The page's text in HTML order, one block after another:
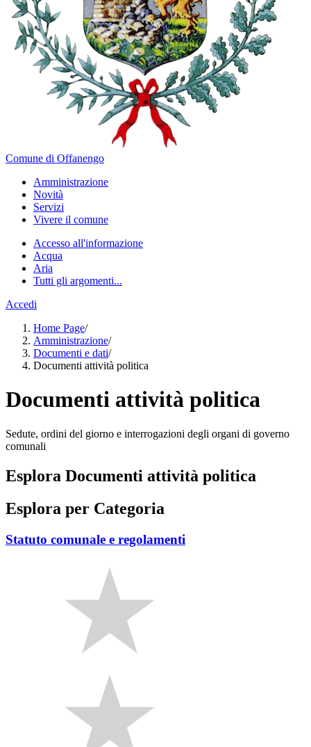
Comune di Offanengo
Amministrazione
Novità
Servizi
Vivere il comune
Accesso all'informazione
Acqua
Aria
Tutti gli argomenti...
Accedi
Home Page/
Amministrazione/
Documenti e dati/
Documenti attività politica
Documenti attività politica
Sedute, ordini del giorno e interrogazioni degli organi di governo
comunali
Esplora Documenti attività politica
Esplora per Categoria
Statuto comunale e regolamenti